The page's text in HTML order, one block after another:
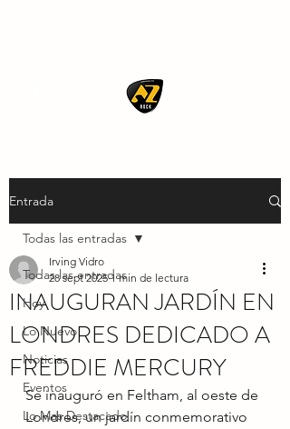
Entrada
Todas las entradas
Hoy
Lo Nuevo
Noticias
Eventos
Lo Mas Destacado
Todas las entradas
INAUGURAN JARDÍN EN
LONDRES DEDICADO A
FREDDIE MERCURY
Irving Vidro
28 sept 2025 1 min de lectura
Se inauguró en Feltham, al oeste de
Londres, un jardín conmemorativo